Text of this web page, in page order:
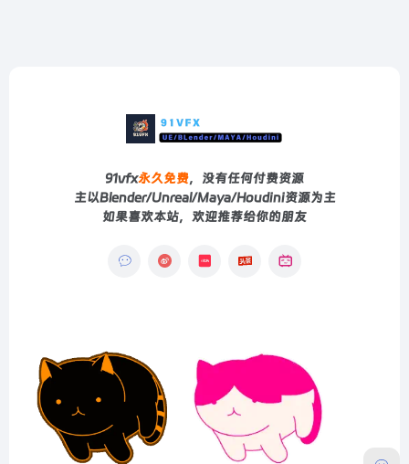
91vfx永久免费，没有任何付费资源
主以Blender/Unreal/Maya/Houdini资源为主
如果喜欢本站，欢迎推荐给你的朋友